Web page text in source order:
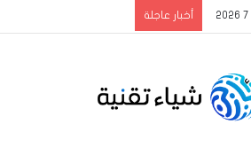
أخبار عاجلة